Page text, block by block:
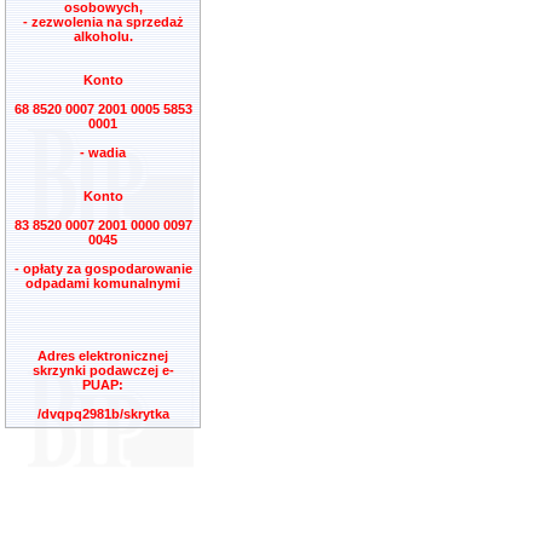
osobowych,
- zezwolenia na sprzedaż
alkoholu.
Konto
68 8520 0007 2001 0005 5853
0001
- wadia
Konto
83 8520 0007 2001 0000 0097
0045
- opłaty za gospodarowanie
odpadami komunalnymi
Adres elektronicznej
skrzynki podawczej e-
PUAP:
/dvqpq2981b/skrytka